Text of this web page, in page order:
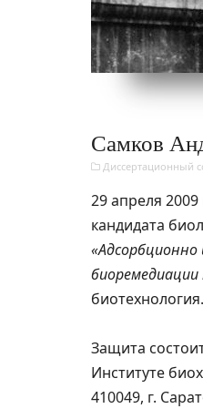
Самков
Диссертационный
29 апреля
кандидата
биотехнология.
Защита
Институте
410049, г.